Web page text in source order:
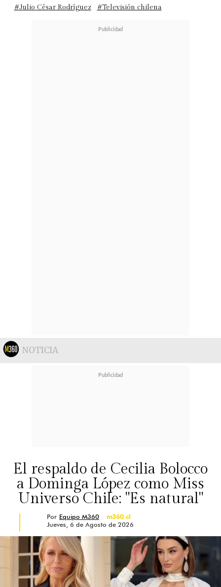
#Julio César Rodríguez
#Televisión chilena
NOTICIA
El respaldo de Cecilia Bolocco
a Dominga López como Miss
Universo Chile: "Es natural"
Por Equipo M360
m360.cl
Jueves, 6 de Agosto de 2026